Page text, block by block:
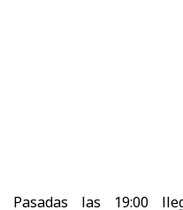
Pasadas las 19:00